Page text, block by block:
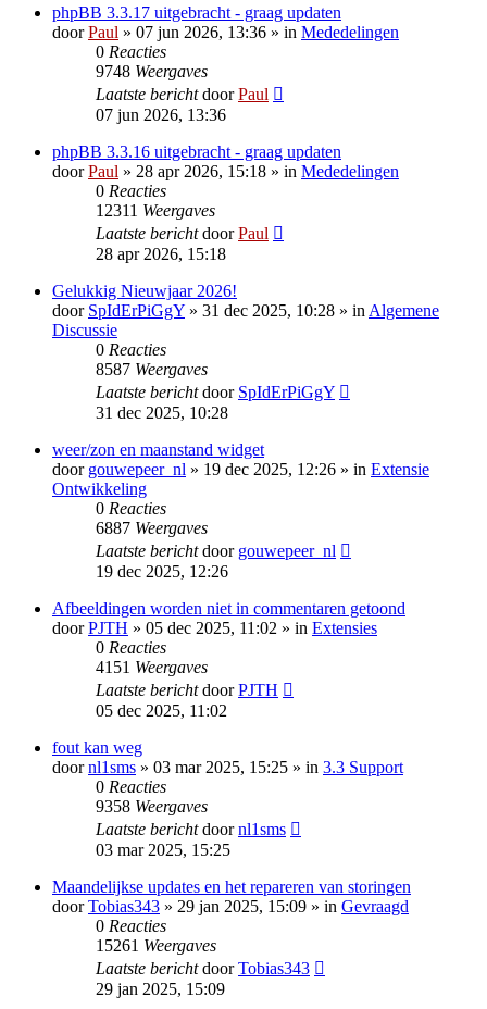
phpBB 3.3.17 uitgebracht - graag updaten
doorPaul » 07 jun 2026, 13:36 » in Mededelingen
0 Reacties
9748 Weergaves
Laatste berichtdoorPaul
07 jun 2026, 13:36
phpBB 3.3.16 uitgebracht - graag updaten
doorPaul » 28 apr 2026, 15:18 » in Mededelingen
0 Reacties
12311 Weergaves
Laatste berichtdoorPaul
28 apr 2026, 15:18
Gelukkig Nieuwjaar 2026!
door SpIdErPiGgY » 31 dec 2025, 10:28 » inAlgemene
Discussie
0 Reacties
8587 Weergaves
Laatste berichtdoor SpIdErPiGgY
31 dec 2025, 10:28
weer/zon en maanstand widget
door gouwepeer_nl » 19 dec 2025, 12:26 » in Extensie
Ontwikkeling
0 Reacties
6887 Weergaves
Laatste berichtdoor gouwepeer_nl
19 dec 2025, 12:26
Afbeeldingen worden niet in commentaren getoond
doorPJTH » 05 dec 2025, 11:02 » in Extensies
0 Reacties
4151 Weergaves
Laatste berichtdoorPJTH
05 dec 2025, 11:02
fout kan weg
doornl1sms » 03 mar 2025, 15:25 » in 3.3 Support
0 Reacties
9358 Weergaves
Laatste berichtdoornl1sms
03 mar 2025, 15:25
Maandelijkse updates en het repareren van storingen
doorTobias343 » 29 jan 2025, 15:09 » in Gevraagd
0 Reacties
15261 Weergaves
Laatste berichtdoorTobias343
29 jan 2025, 15:09